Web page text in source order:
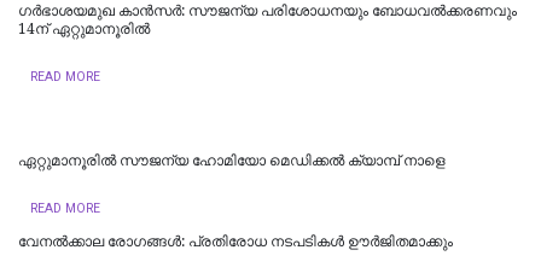
ഗർഭാശയമുഖ കാൻസർ: സൗജന്യ പരിശോധനയും ബോധവൽക്കരണവും
14ന് ഏറ്റുമാനൂരിൽ
READ MORE
ഏറ്റുമാനൂരിൽ സൗജന്യ ഹോമിയോ മെഡിക്കൽ ക്യാമ്പ് നാളെ
READ MORE
വേനൽക്കാല രോഗങ്ങൾ: പ്രതിരോധ നടപടികൾ ഊർജിതമാക്കും